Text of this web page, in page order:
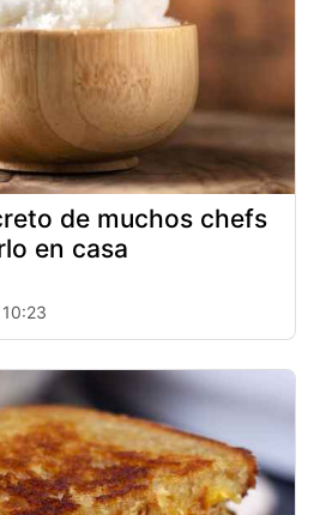
de muchos chefs
en casa